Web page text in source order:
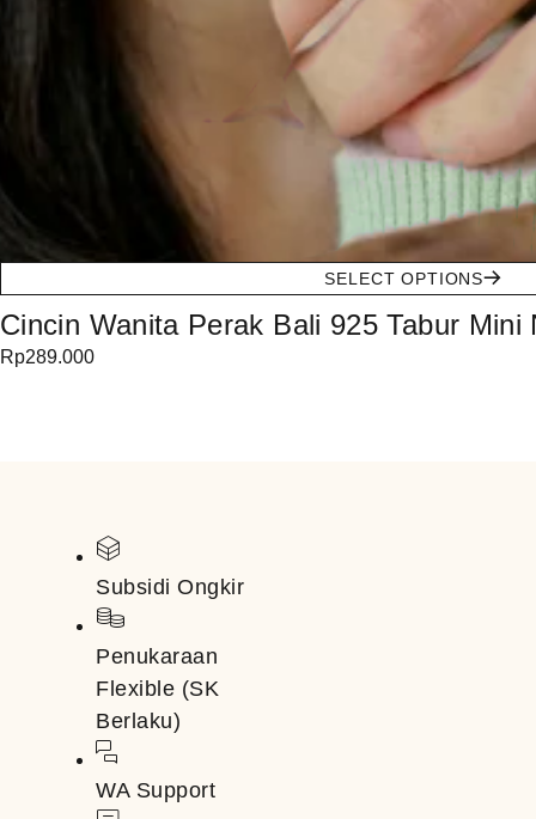
SELECT OPTIONS
Cincin Wanita Perak Bali 925 Tabur
Rp289.000
Subsidi Ongkir
Penukaraan
Flexible (SK
Berlaku)
WA Support